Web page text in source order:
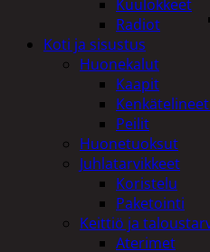
Kuulokkeet
Radiot
Koti ja sisustus
Huonekalut
Kaapit
Peilit
Huonetuoksut
Juhlatarvikkeet
Koristelu
Paketointi
Keittiö ja
Aterimet